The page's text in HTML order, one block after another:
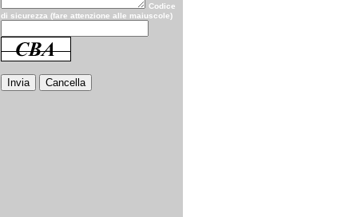
Codice
di sicurezza (fare attenzione alle maiuscole)